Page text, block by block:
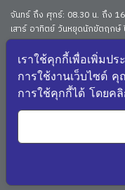
จันทร์ ถึง ศุกร์: 08.30 น. ถึง
เสาร์ อาทิตย์ วันหยุดนักขัตฤกษ์
Work From Anywhere
ดูประกาศนโยบาย
จำนวนผู้เยี่ยมชม: 173604
จำนวนผู้เยี่ยมชม (วันนี้): 2728
แผนผังเว็บไซต์
5450
เราใช้คุกกี้เพื่อเพิ่มป
การใช้งานเว็บไซต์
การใช้คุกกี้ได้ โดยค